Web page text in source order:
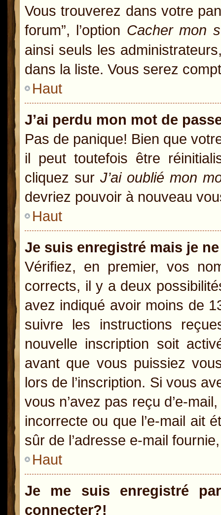
Vous trouverez dans votre
forum”, l’option Cacher mon
ainsi seuls les
dans la liste. Vous serez
Haut
J’ai perdu mon mot de
Pas de panique! Bien que
il peut toutefois être
cliquez sur J’ai oublié mon
devriez pouvoir à nouveau
Haut
Je suis enregistré mais je
Vérifiez, en premier, vos
corrects, il y a deux
avez indiqué avoir moins de
suivre les instructions
nouvelle inscription soit
avant que vous puissiez
lors de l’inscription. Si vous
vous n’avez pas reçu d’e-
incorrecte ou que l’e-mail ait
sûr de l’adresse e-mail
Haut
Je me suis enregistré
connecter?!